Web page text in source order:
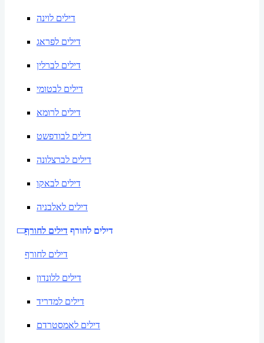
דילים לוינה
דילים לפראג
דילים לברלין
דילים לבטומי
דילים לרומא
דילים לבודפשט
דילים לברצלונה
דילים לבאקו
דילים לאלבניה
דילים לחורף דילים לחורף
דילים לחורף
דילים ללונדון
דילים למדריד
דילים לאמסטרדם